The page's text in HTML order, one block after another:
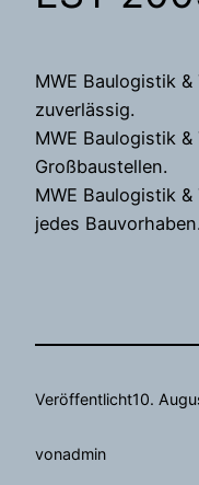
MWE Baulogistik
zuverlässig.
MWE Baulogistik
Großbaustellen.
MWE Baulogistik
jedes Bauvorhaben.
Veröffentlicht10.
vonadmin